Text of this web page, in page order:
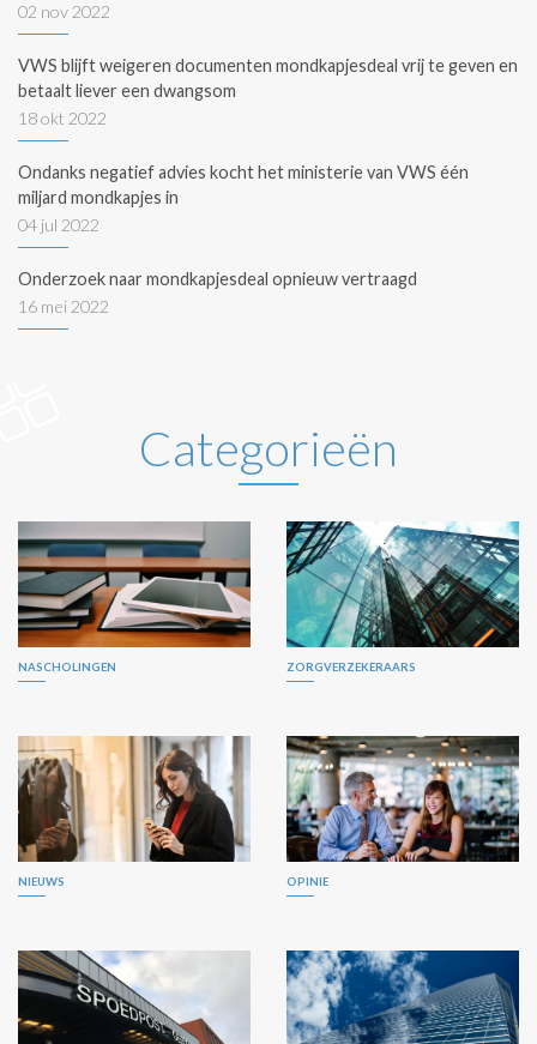
02 nov 2022
VWS blijft weigeren documenten mondkapjesdeal vrij te geven en
betaalt liever een dwangsom
18 okt 2022
Ondanks negatief advies kocht het ministerie van VWS één
miljard mondkapjes in
04 jul 2022
Onderzoek naar mondkapjesdeal opnieuw vertraagd
16 mei 2022
Categorieën
NASCHOLINGEN ZORGVERZEKERAARS
NIEUWS OPINIE